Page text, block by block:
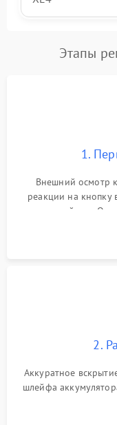
Этапы
1.
Внешний осмотр
реакции на кнопку
устройства.
лабораторного
2.
Аккуратное
шлейфа
высохшей